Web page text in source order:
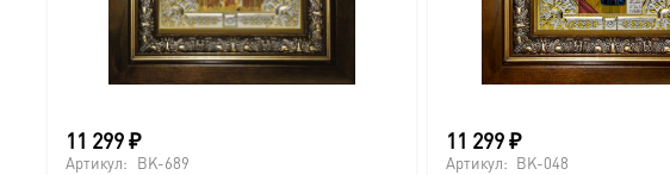
11 299₽
Артикул: BK-689
11 299₽
Артикул: BK-048